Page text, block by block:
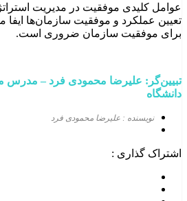
عوامل کلیدی موفقیت در مدیریت
تعیین عملکرد و موفقیت سازمان‌ها ایفا
برای موفقیت سازمان ضروری است.
تبیین‌گر: علیرضا محمودی فرد – مدرس
دانشگاه
نویسنده : علیرضا محمودی فرد
اشتراک گذاری :